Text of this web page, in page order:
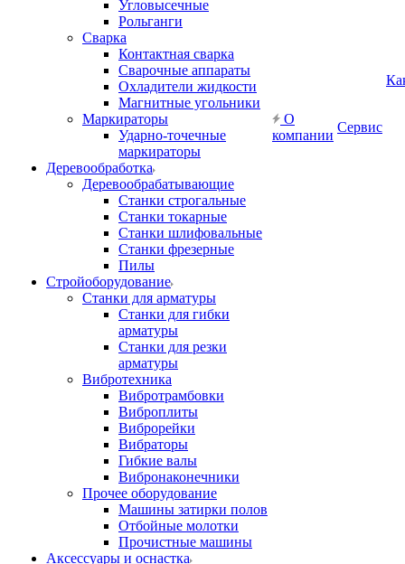
Угловысечные
Рольганги
Сварка
Контактная сварка
Сварочные аппараты
Охладители жидкости
Магнитные угольники
Маркираторы
Ударно-точечные
маркираторы
Деревообработка
Деревообрабатывающие
Станки строгальные
Станки токарные
Станки шлифовальные
Станки фрезерные
Пилы
Стройоборудование
Станки для арматуры
Станки для гибки
арматуры
Станки для резки
арматуры
Вибротехника
Вибротрамбовки
Виброплиты
Виброрейки
Вибраторы
Гибкие валы
Вибронаконечники
Прочее оборудование
Машины затирки полов
Отбойные молотки
Прочистные машины
Аксeccyapы и оснастка
О
компании
Сервис